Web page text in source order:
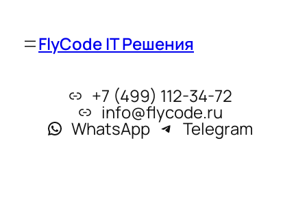
FlyCode IT Решения
+7 (499) 112-34-72
info@flycode.ru
WhatsApp Telegram